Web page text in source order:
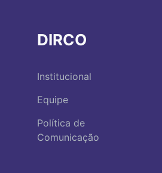
DIRCO
Institucional
Equipe
Política de
Comunicação